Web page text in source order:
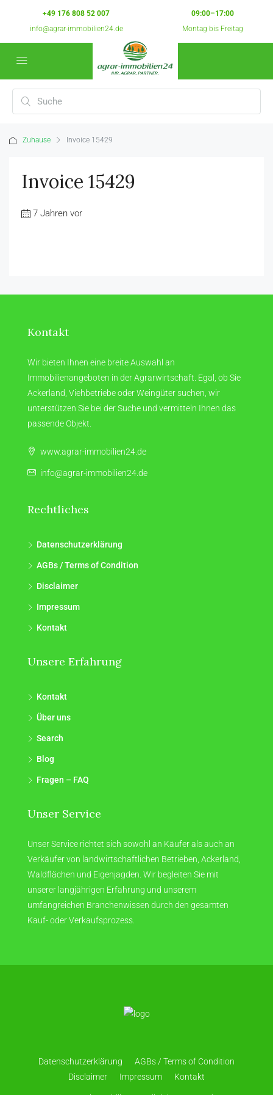
+49 176 808 52 007
info@agrar-immobilien24.de
09:00–17:00
Montag bis Freitag
Zuhause Invoice 15429
Invoice 15429
7 Jahren vor
Kontakt
Wir bieten Ihnen eine breite Auswahl an
Immobilienangeboten in der Agrarwirtschaft. Egal, ob Sie
Ackerland, Viehbetriebe oder Weingüter suchen, wir
unterstützen Sie bei der Suche und vermitteln Ihnen das
passende Objekt.
www.agrar-immobilien24.de
info@agrar-immobilien24.de
Rechtliches
Datenschutzerklärung
AGBs / Terms of Condition
Disclaimer
Impressum
Kontakt
Unsere Erfahrung
Kontakt
Über uns
Search
Blog
Fragen – FAQ
Unser Service
Unser Service richtet sich sowohl an Käufer als auch an
Verkäufer von landwirtschaftlichen Betrieben, Ackerland,
Waldflächen und Eigenjagden. Wir begleiten Sie mit
unserer langjährigen Erfahrung und unserem
umfangreichen Branchenwissen durch den gesamten
Kauf- oder Verkaufsprozess.
Datenschutzerklärung
AGBs / Terms of Condition
Disclaimer
Impressum Kontakt